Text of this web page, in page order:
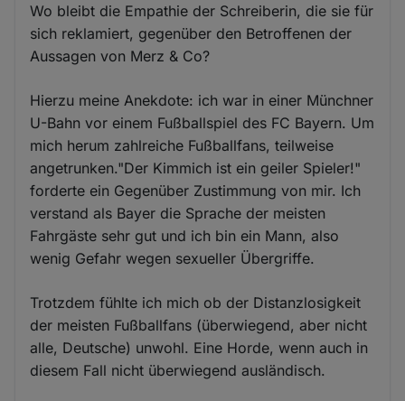
Wo bleibt die Empathie der Schreiberin, die sie für
sich reklamiert, gegenüber den Betroffenen der
Aussagen von Merz & Co?
Hierzu meine Anekdote: ich war in einer Münchner
U-Bahn vor einem Fußballspiel des FC Bayern. Um
mich herum zahlreiche Fußballfans, teilweise
angetrunken."Der Kimmich ist ein geiler Spieler!"
forderte ein Gegenüber Zustimmung von mir. Ich
verstand als Bayer die Sprache der meisten
Fahrgäste sehr gut und ich bin ein Mann, also
wenig Gefahr wegen sexueller Übergriffe.
Trotzdem fühlte ich mich ob der Distanzlosigkeit
der meisten Fußballfans (überwiegend, aber nicht
alle, Deutsche) unwohl. Eine Horde, wenn auch in
diesem Fall nicht überwiegend ausländisch.